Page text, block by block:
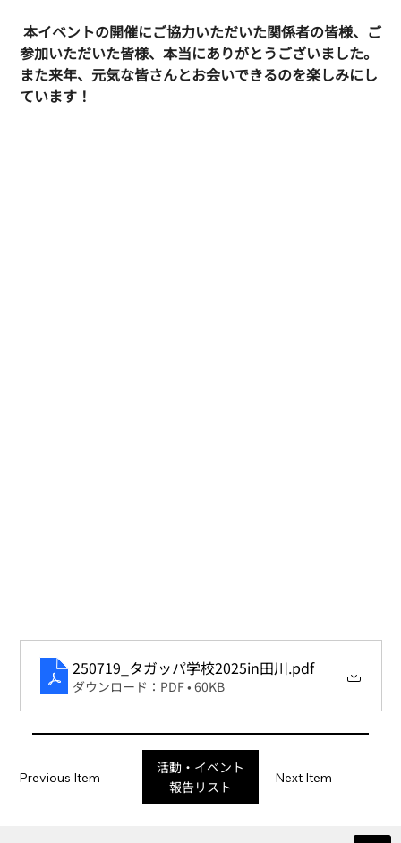
参加いただいた皆様、本当にありがとうございました。
また来年、元気な皆さんとお会いできるのを楽しみにし
ています！
250719_タガッパ学校2025in田川.pdf
ダウンロード：PDF • 60KB
Previous Item Next Item
活動・イベント
報告リスト